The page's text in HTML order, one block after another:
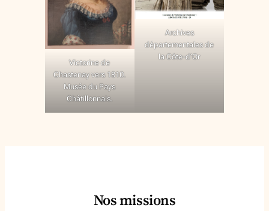
Victorine de
Chastenay vers 1810.
Musée du Pays
Châtillonnais.
Archives
départementales de
la Côte-d’Or
Nos missions